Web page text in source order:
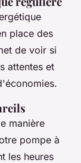
place des
de voir si
attentes et
manière
pompe à
les heures